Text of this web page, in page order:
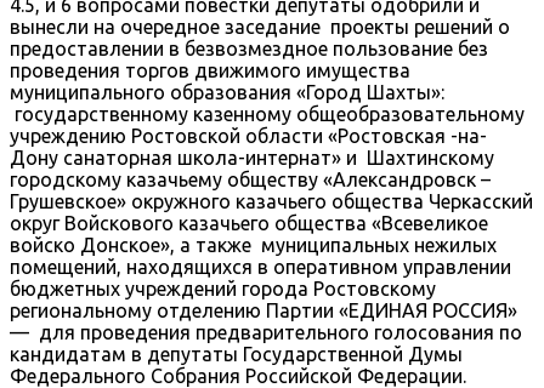
4.5, и 6 вопросами повестки депутаты одобрили и
вынесли на очередное заседание проекты решений о
предоставлении в безвозмездное пользование без
проведения торгов движимого имущества
муниципального образования «Город Шахты»:
государственному казенному общеобразовательному
учреждению Ростовской области «Ростовская -на-
Дону санаторная школа-интернат» и Шахтинскому
городскому казачьему обществу «Александровск –
Грушевское» окружного казачьего общества Черкасский
округ Войскового казачьего общества «Всевеликое
войско Донское», а также муниципальных нежилых
помещений, находящихся в оперативном управлении
бюджетных учреждений города Ростовскому
региональному отделению Партии «ЕДИНАЯ РОССИЯ»
— для проведения предварительного голосования по
кандидатам в депутаты Государственной Думы
Федерального Собрания Российской Федерации.